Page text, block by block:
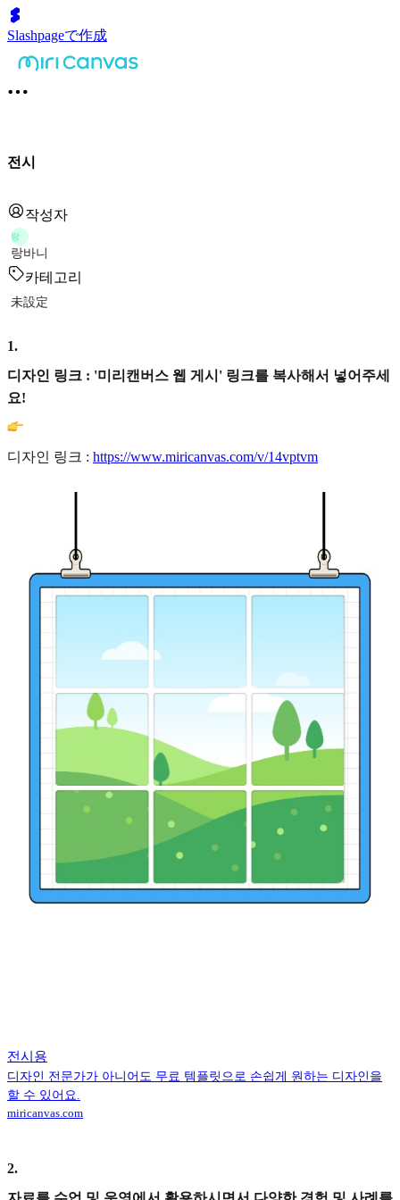
Slashpageで作成
전시
작성자
랑
랑바니
카테고리
未設定
1.
디자인 링크 : '미리캔버스 웹 게시' 링크를 복사해서 넣어주세
요!
디자인 링크 : https://www.miricanvas.com/v/14vptvm
전시용
디자인 전문가가 아니어도 무료 템플릿으로 손쉽게 원하는 디자인을
할 수 있어요.
miricanvas.com
2.